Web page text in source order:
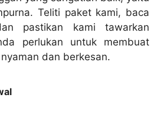
Teliti paket kami, baca
pastikan kami tawarkan
perlukan untuk membuat
dan berkesan.